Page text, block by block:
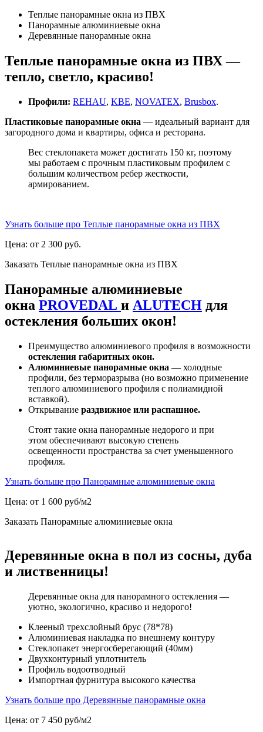
Теплые панорамные окна из ПВХ
Панорамные алюминиевые окна
Деревянные панорамные окна
Теплые панорамные окна из ПВХ —
тепло, светло, красиво!
Профили: REHAU, KBE, NOVATEX, Brusbox.
Пластиковые панорамные окна — идеальный вариант для
загородного дома и квартиры, офиса и ресторана.
Вес стеклопакета может достигать 150 кг, поэтому
мы работаем с прочным пластиковым профилем с
большим количеством ребер жесткости,
армированием.
Узнать больше про Теплые панорамные окна из ПВХ
Цена: от 2 300 руб.
Заказать Теплые панорамные окна из ПВХ
Панорамные алюминиевые
окна PROVEDAL и ALUTECH для
остекления больших окон!
Преимущество алюминиевого профиля в возможности
остекления габаритных окон.
Алюминиевые панорамные окна — холодные
профили, без терморазрыва (но возможно применение
теплого алюминиевого профиля с полиамидной
вставкой).
Открывание раздвижное или распашное.
Стоят такие окна панорамные недорого и при
этом обеспечивают высокую степень
освещенности пространства за счет уменьшенного
профиля.
Узнать больше про Панорамные алюминиевые окна
Цена: от 1 600 руб/м2
Заказать Панорамные алюминиевые окна
Деревянные окна в пол из сосны, дуба
и лиственницы!
Деревянные окна для панорамного остекления —
уютно, экологично, красиво и недорого!
Клееный трехслойный брус (78*78)
Алюминиевая накладка по внешнему контуру
Стеклопакет энергосберегающий (40мм)
Двухконтурный уплотнитель
Профиль водоотводный
Импортная фурнитура высокого качества
Узнать больше про Деревянные панорамные окна
Цена: от 7 450 руб/м2